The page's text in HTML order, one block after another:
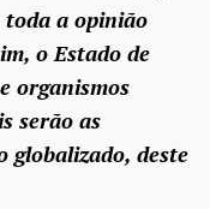
toda a opinião
o Estado de
organismos
serão as
globalizado, deste